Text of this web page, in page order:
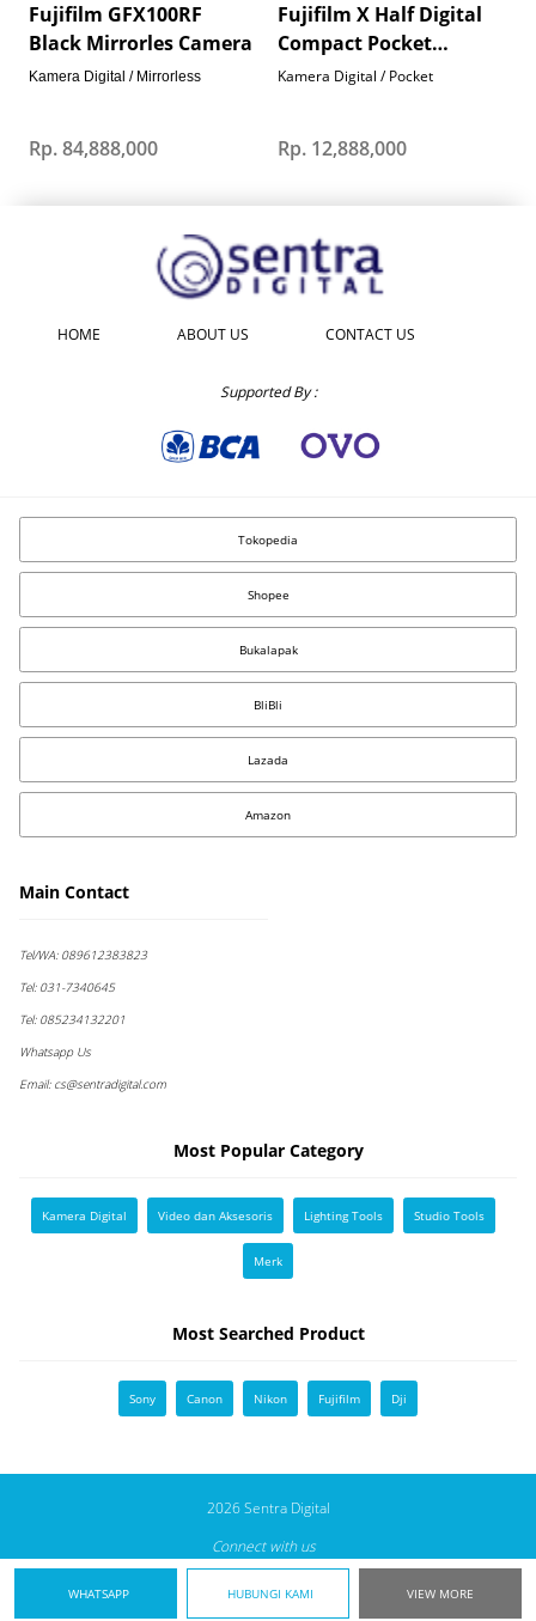
WHATSAPP HUBUNGI KAMI VIEW MORE
Fujifilm GFX100RF
Black Mirrorles Camera
Kamera Digital / Mirrorless
Rp. 84,888,000
Fujifilm X Half Digital
Compact Pocket
Camera - Charcoal
Kamera Digital / Pocket
Rp. 12,888,000
HOME ABOUT US CONTACT US
Supported By :
Tokopedia
Shopee
Bukalapak
BliBli
Lazada
Amazon
Main Contact
Tel/WA:089612383823
Tel:031-7340645
Tel:085234132201
Whatsapp Us
Email:cs@sentradigital.com
Most Popular Category
Kamera Digital Video dan Aksesoris Lighting Tools Studio Tools
Merk
Most Searched Product
Sony Canon Nikon Fujifilm Dji
2026 Sentra Digital
Connect with us